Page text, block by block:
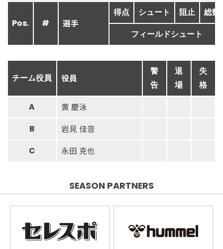
Pos. # 選手
得点 シュート 阻止 総数
フィールドシュート
チーム役員 役員
警
告
退
場
失
格
A 黄 慶泳
B 岩見 佳音
C 永田 克也
SEASON PARTNERS